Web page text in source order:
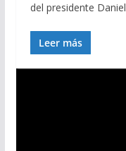
del presidente Daniel
Leer más